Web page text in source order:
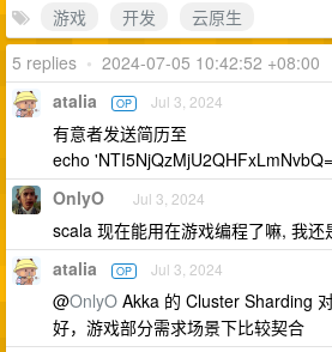
游戏
开发
云原生
5 replies • 2024-07-05 10:42:52 +08:00
atalia OP Jul 3, 2024
有意者发送简历至
echo
OnlyO Jul 3, 2024
scala 现在能用在游戏编程了嘛, 我还
atalia OP Jul 3, 2024
@OnlyO Akka 的 Cluster Sharding
好，游戏部分需求场景下比较契合